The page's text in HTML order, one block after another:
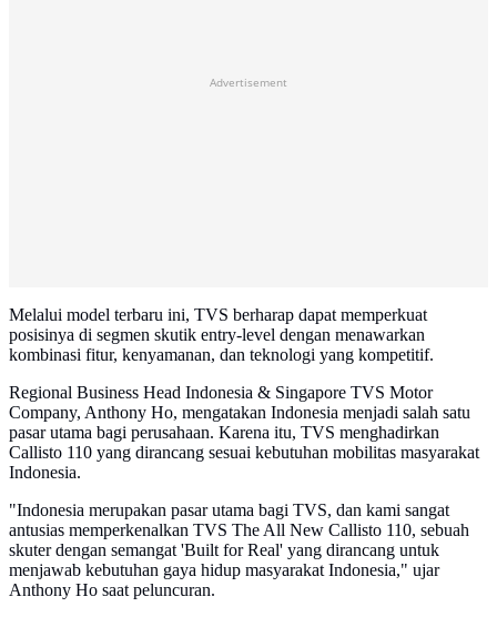
Advertisement
Melalui model terbaru ini, TVS berharap dapat memperkuat
posisinya di segmen skutik entry-level dengan menawarkan
kombinasi fitur, kenyamanan, dan teknologi yang kompetitif.
Regional Business Head Indonesia & Singapore TVS Motor
Company, Anthony Ho, mengatakan Indonesia menjadi salah satu
pasar utama bagi perusahaan. Karena itu, TVS menghadirkan
Callisto 110 yang dirancang sesuai kebutuhan mobilitas masyarakat
Indonesia.
"Indonesia merupakan pasar utama bagi TVS, dan kami sangat
antusias memperkenalkan TVS The All New Callisto 110, sebuah
skuter dengan semangat 'Built for Real' yang dirancang untuk
menjawab kebutuhan gaya hidup masyarakat Indonesia," ujar
Anthony Ho saat peluncuran.